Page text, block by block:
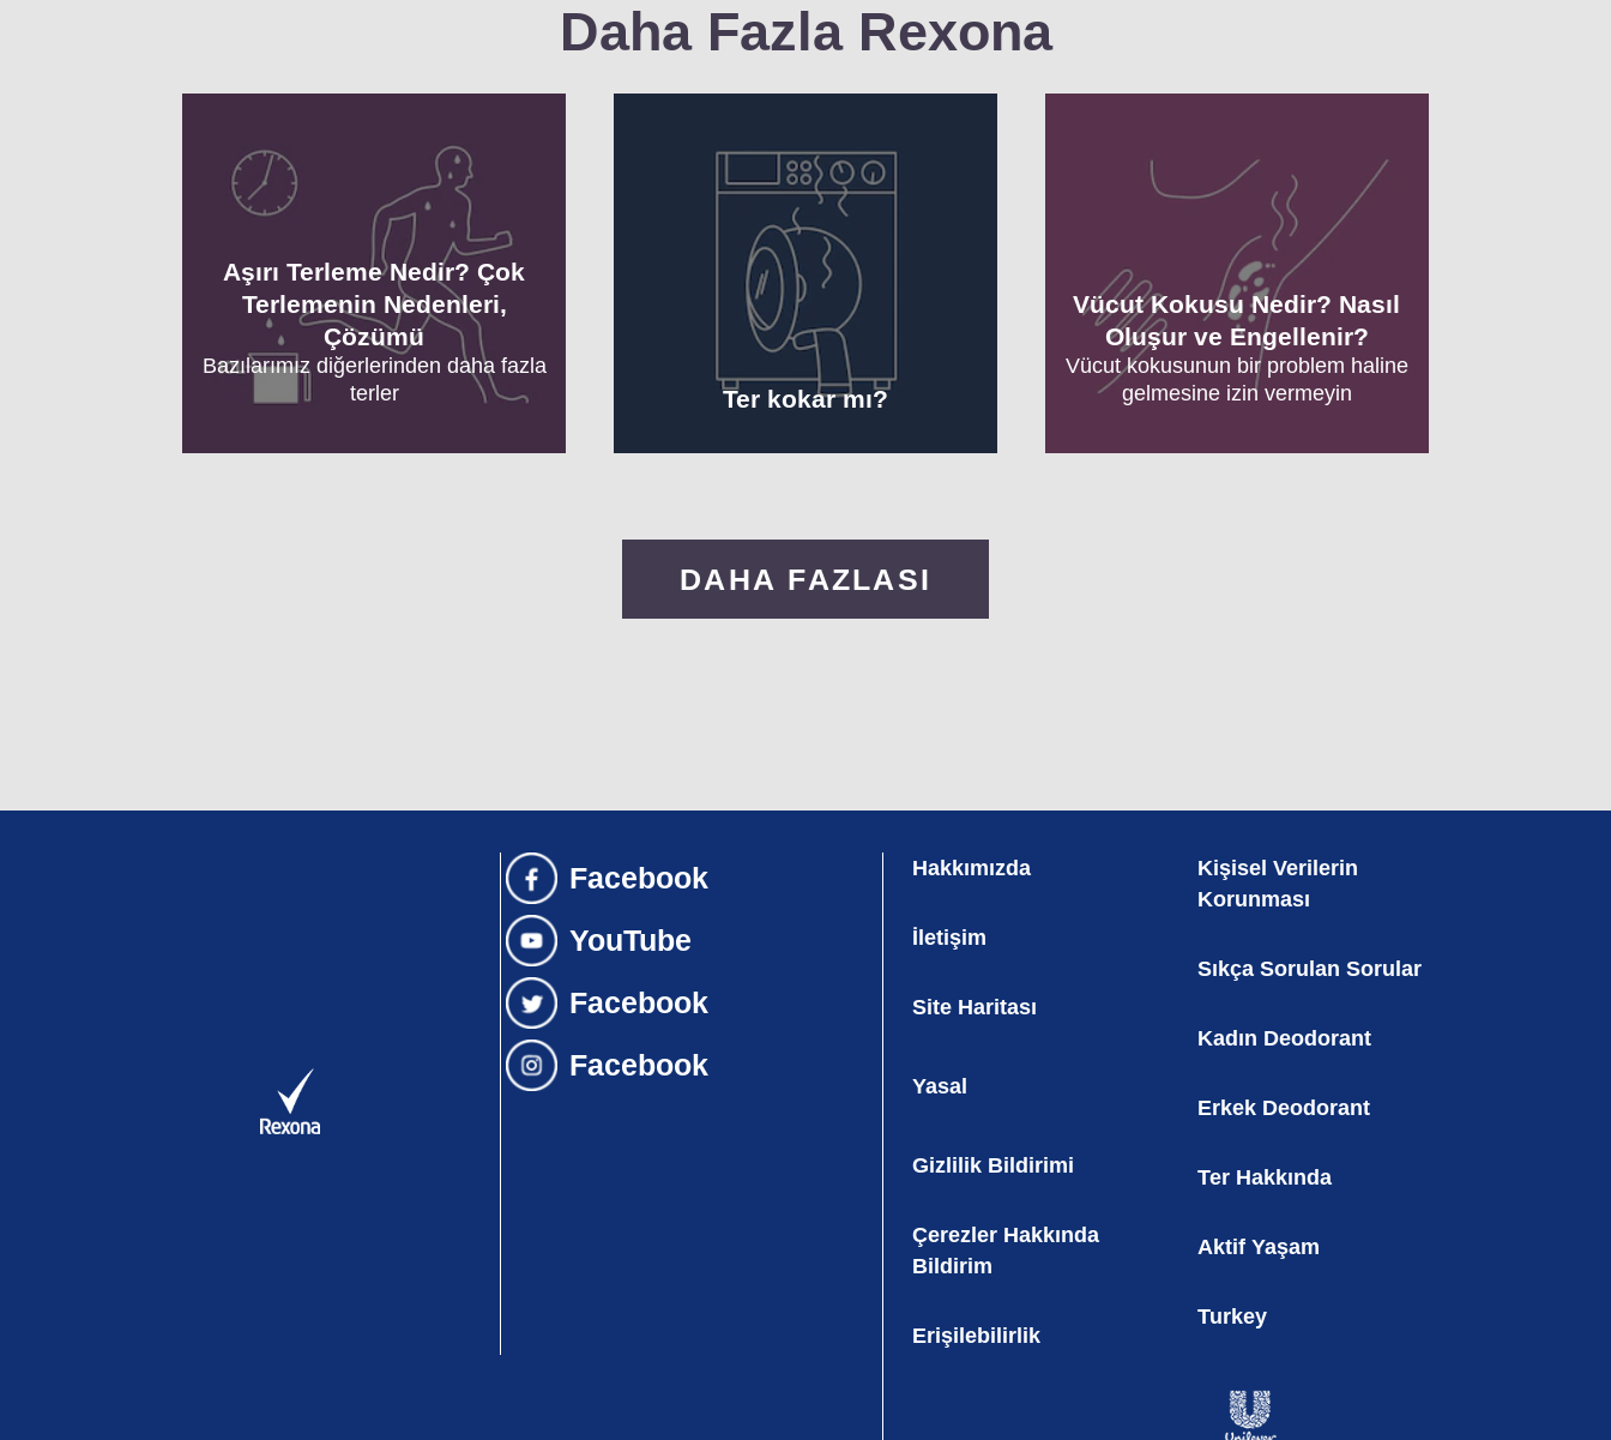
Daha Fazla Rexona
Aşırı Terleme Nedir? Çok
Terlemenin Nedenleri,
Çözümü
Bazılarımız diğerlerinden daha fazla
terler
Ter kokar mı?
Vücut Kokusu Nedir? Nasıl
Oluşur ve Engellenir?
Vücut kokusunun bir problem haline
gelmesine izin vermeyin
DAHA FAZLASI
Hakkımızda
İletişim
Site Haritası
Yasal
Gizlilik Bildirimi
Çerezler Hakkında
Bildirim
Erişilebilirlik
Kişisel Verilerin
Korunması
Sıkça Sorulan Sorular
Kadın Deodorant
Erkek Deodorant
Ter Hakkında
Aktif Yaşam
Turkey